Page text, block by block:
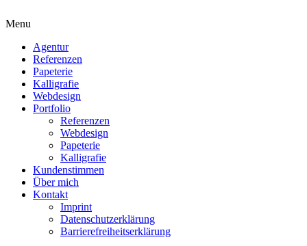
Menu
Agentur
Referenzen
Papeterie
Kalligrafie
Webdesign
Portfolio
Referenzen
Webdesign
Papeterie
Kalligrafie
Kundenstimmen
Über mich
Kontakt
Imprint
Datenschutzerklärung
Barrierefreiheitserklärung